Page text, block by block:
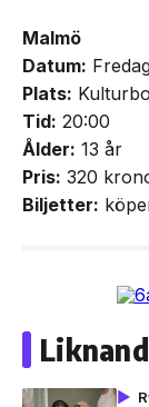
Malmö
Datum:
Plats:
Tid: 20:00
Ålder: 13 år
Pris: 320
Biljetter: